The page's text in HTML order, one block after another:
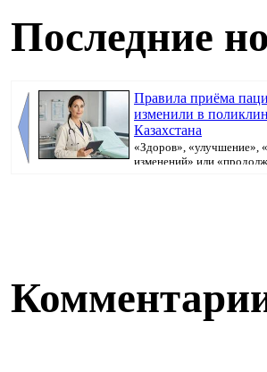
Последние
Правила приёма
изменили в
Казахстана
«Здоров», «улучшение»,
изменений» или